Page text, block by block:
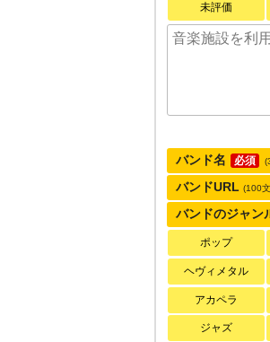
未評価
バンド名 必須
バンドURL (100
バンドのジャン
ポップ
ヘヴィメタル
アカペラ
ジャズ